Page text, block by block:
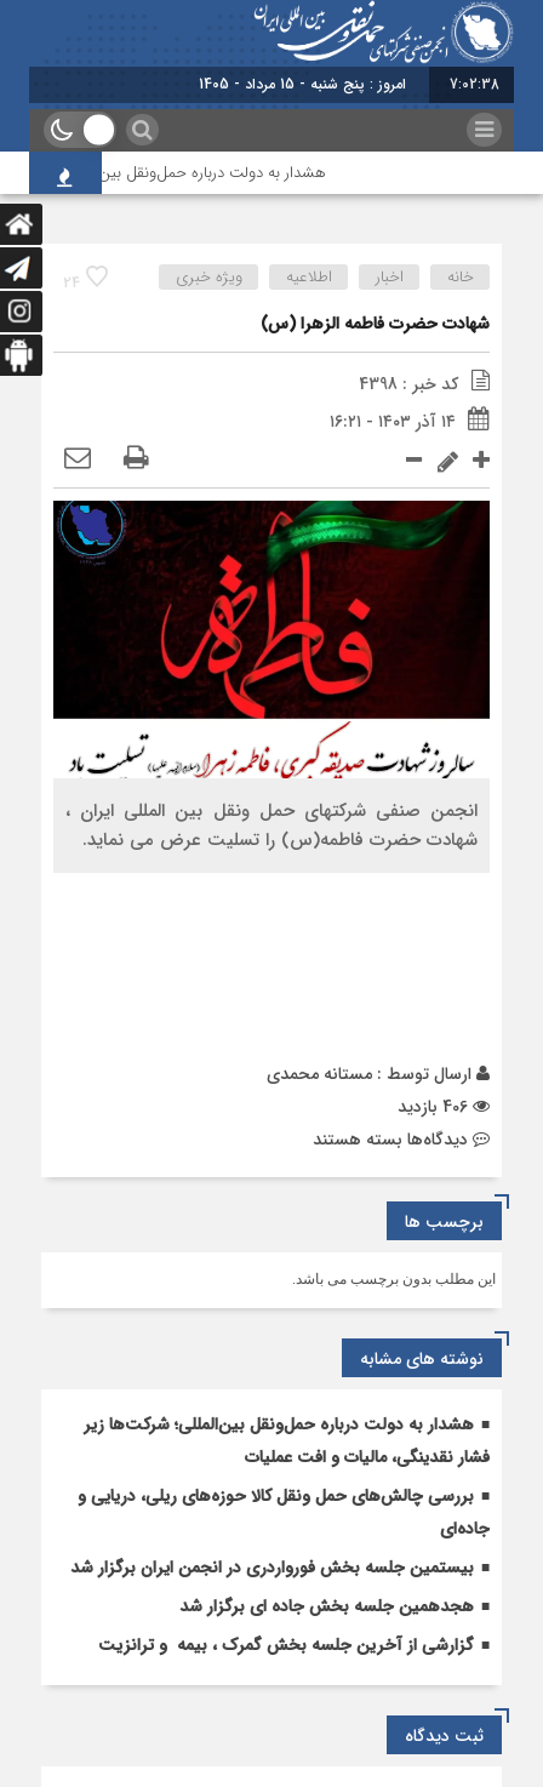
7:02:39 امروز : پنج شنبه - 15 مرداد - 1405
هشدار به دولت درباره حمل‌ونقل بین‌المللی؛ شرکت‌ها
24 خانه اخبار اطلاعیه ویژه خبری
شهادت حضرت فاطمه الزهرا (س)
کد خبر : 4398
۱۴ آذر ۱۴۰۳ - ۱۶:۲۱
انجمن صنفی شرکتهای حمل ونقل بین المللی ایران ،
شهادت حضرت فاطمه(س) را تسلیت عرض می نماید.
ارسال توسط : مستانه محمدی
دیدگاه‌ها برای
الزهرا
(س)
بسته هستند
برچسب ها
این مطلب بدون برچسب می باشد.
نوشته های مشابه
هشدار به دولت درباره حمل‌ونقل بین‌المللی؛ شرکت‌ها زیر
فشار نقدینگی، مالیات و افت عملیات
بررسی چالش‌های حمل ونقل کالا حوزه‌های ریلی، دریایی و
جاده‌ای
بیستمین جلسه بخش فورواردری در انجمن ایران برگزار شد
هجدهمین جلسه بخش جاده ای برگزار شد
گزارشی از آخرین جلسه بخش گمرک ، بیمه و ترانزیت
ثبت دیدگاه